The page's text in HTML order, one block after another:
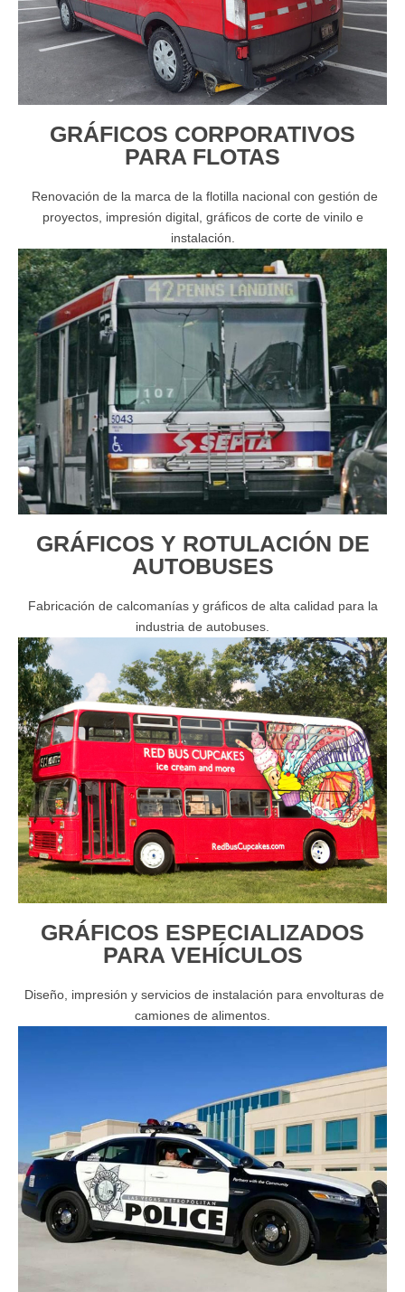
GRÁFICOS CORPORATIVOS
PARA FLOTAS
Renovación de la marca de la flotilla nacional con gestión de
proyectos, impresión digital, gráficos de corte de vinilo e
instalación.
GRÁFICOS Y ROTULACIÓN DE
AUTOBUSES
Fabricación de calcomanías y gráficos de alta calidad para la
industria de autobuses.
GRÁFICOS ESPECIALIZADOS
PARA VEHÍCULOS
Diseño, impresión y servicios de instalación para envolturas de
camiones de alimentos.